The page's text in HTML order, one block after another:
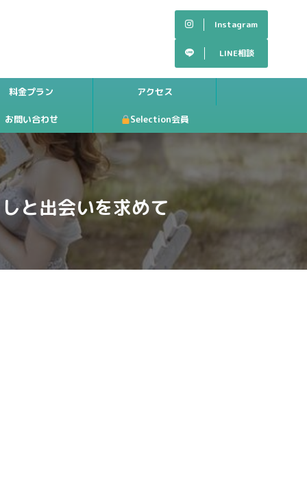
Instagram
LINE相談
料金プラン アクセス
お問い合わせ Selection会員
と出会いを求めて